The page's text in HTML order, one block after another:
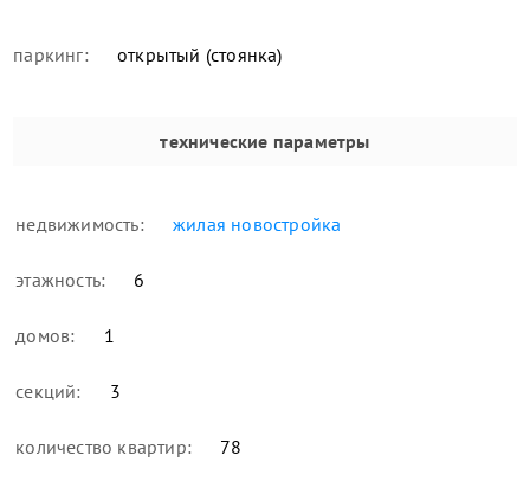
паркинг: открытый (стоянка)
технические параметры
недвижимость: жилая новостройка
этажность: 6
домов: 1
секций: 3
количество квартир: 78